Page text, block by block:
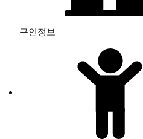
구인정보